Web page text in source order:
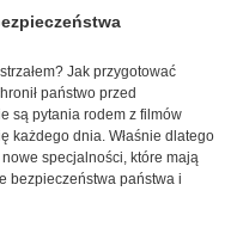
Jak przygotować
państwo przed
są pytania rodem z filmów
każdego dnia. Właśnie dlatego
specjalności, które mają
bezpieczeństwa państwa i